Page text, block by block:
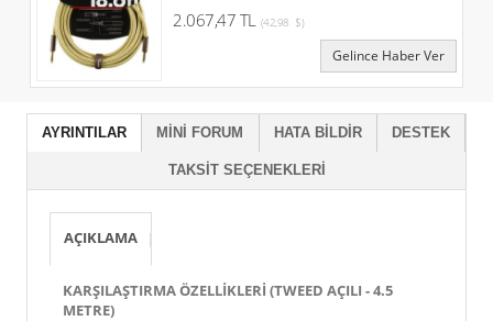
2.067,47 TL (42,98 $)
Gelince Haber Ver
AYRINTILAR MINI FORUM HATA BILDIR DESTEK
TAKSIT SEÇENEKLERI
AÇIKLAMA
KARŞILAŞTIRMA ÖZELLIKLERI (TWEED AÇILI - 4.5
METRE)